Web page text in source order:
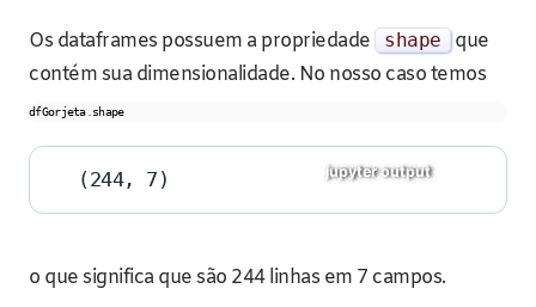
Os dataframes possuem a propriedade shape
que
contém sua dimensionalidade. No nosso caso temos
dfGorjeta. shape
(244, 7)
o que significa que são 244 linhas em 7 campos.